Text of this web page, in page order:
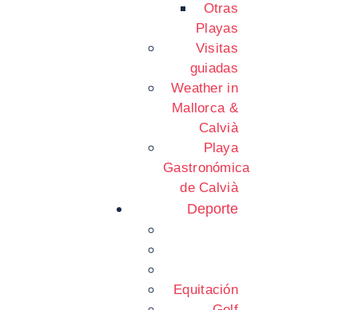
Otras
Playas
Visitas
guiadas
Weather in
Mallorca &
Calvià
Playa
Gastronómica
de Calvià
Deporte
Equitación